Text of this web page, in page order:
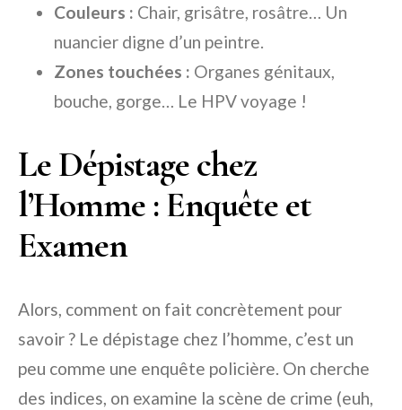
Couleurs : Chair, grisâtre, rosâtre… Un
nuancier digne d’un peintre.
Zones touchées : Organes génitaux,
bouche, gorge… Le HPV voyage !
Le Dépistage chez
l’Homme : Enquête et
Examen
Alors, comment on fait concrètement pour
savoir ? Le dépistage chez l’homme, c’est un
peu comme une enquête policière. On cherche
des indices, on examine la scène de crime (euh,